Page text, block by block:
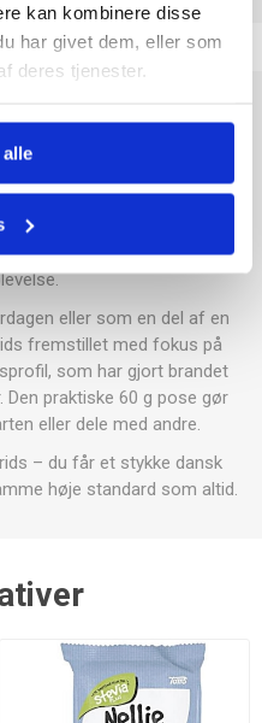
kan kombinere disse
har givet dem, eller som
deres tjenester.
en tidløs favorit blandt
et velkendt og traditionsrigt
Denne variant byder på en
med en markant
og tilfredsstillende
eller som en del af en
fremstillet med fokus på
som har gjort brandet
praktiske 60 g pose gør
eller dele med andre.
– du får et stykke dansk
høje standard som altid.